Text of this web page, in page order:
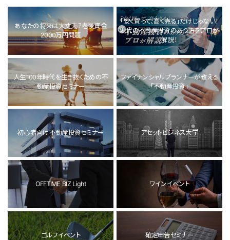
あなたの将来は大丈夫？老後資金
2000万円問題
「安く買って、高く売る」だけじゃない！
現代の不動産投資のあり方をプロが
解説！
人生100年時代を生き抜くための不
動産投資セミナー
ファイナンシャルプランナーが教える
「不動産投資」
初心者向け不動産投資セミナー アセットビジネス大学
OFFTIME BIZ Light ワインイベント
ゴルフイベント 確定申告セミナー